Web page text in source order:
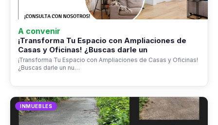
A convenir
¡Transforma Tu Espacio con Ampliaciones de
Casas y Oficinas! ¿Buscas darle un
¡Transforma Tu Espacio con Ampliaciones de Casas y Oficinas!
¿Buscas darle un nu…
INMUEBLES